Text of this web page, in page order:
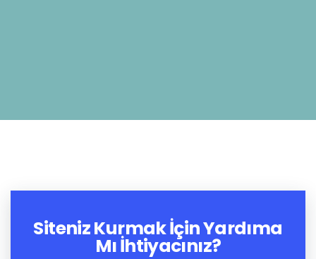
Siteniz Kurmak İçin Yardıma
Mı İhtiyacınız?